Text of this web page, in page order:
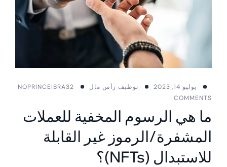
يوليو 14, 2023 توظيف رأس مال PRINCEIBRA32
NO
COMMENTS
ما هي الرسوم المخفية للعملات
المشفرة/الرموز غير القابلة
للاستبدال (NFTs)؟